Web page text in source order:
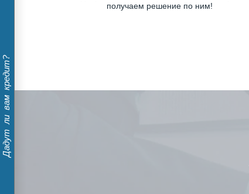
Дадут ли вам кредит?
получаем решение по ним!